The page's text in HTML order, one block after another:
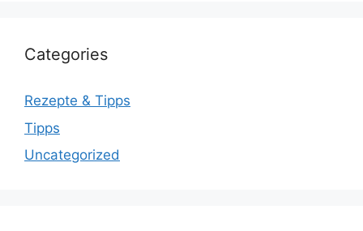
Categories
Rezepte & Tipps
Tipps
Uncategorized